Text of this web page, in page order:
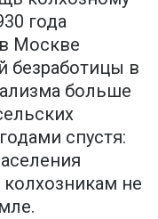
года
Москве
безработицы в
больше
спустя:
не